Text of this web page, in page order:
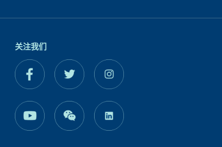
关注我们